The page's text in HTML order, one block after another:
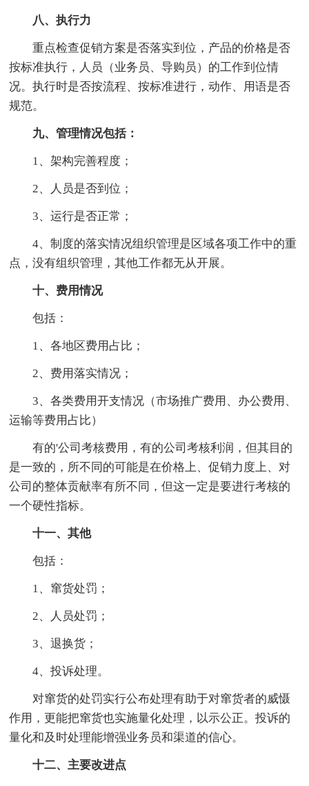
八、执行力
重点检查促销方案是否落实到位，产品的价格是否
按标准执行，人员（业务员、导购员）的工作到位情
况。执行时是否按流程、按标准进行，动作、用语是否
规范。
九、管理情况包括：
1、架构完善程度；
2、人员是否到位；
3、运行是否正常；
4、制度的落实情况组织管理是区域各项工作中的重
点，没有组织管理，其他工作都无从开展。
十、费用情况
包括：
1、各地区费用占比；
2、费用落实情况；
3、各类费用开支情况（市场推广费用、办公费用、
运输等费用占比）
有的'公司考核费用，有的公司考核利润，但其目的
是一致的，所不同的可能是在价格上、促销力度上、对
公司的整体贡献率有所不同，但这一定是要进行考核的
一个硬性指标。
十一、其他
包括：
1、窜货处罚；
2、人员处罚；
3、退换货；
4、投诉处理。
对窜货的处罚实行公布处理有助于对窜货者的威慑
作用，更能把窜货也实施量化处理，以示公正。投诉的
量化和及时处理能增强业务员和渠道的信心。
十二、主要改进点